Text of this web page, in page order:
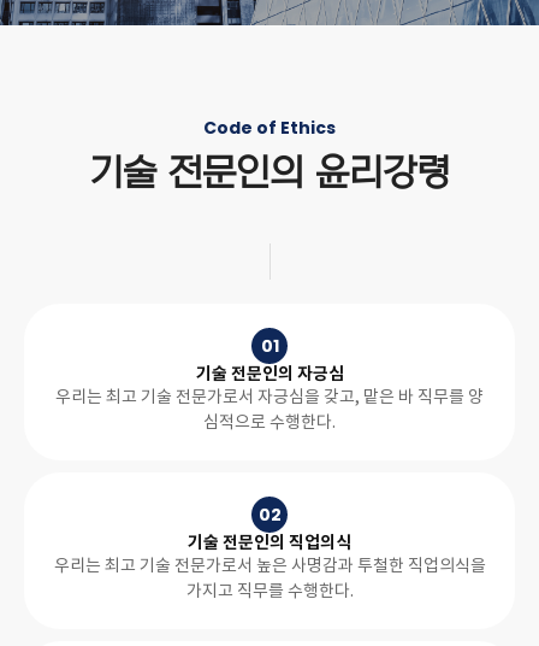
Code of Ethics
기술 전문인의 윤리강령
01
기술 전문인의 자긍심
우리는 최고 기술 전문가로서 자긍심을 갖고, 맡은 바 직무를 양
심적으로 수행한다.
02
기술 전문인의 직업의식
우리는 최고 기술 전문가로서 높은 사명감과 투철한 직업의식을
가지고 직무를 수행한다.